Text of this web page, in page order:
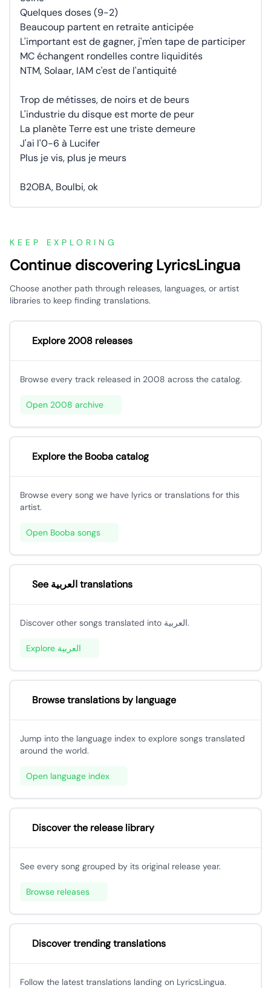
Quelques doses (9-2)
Beaucoup partent en retraite anticipée
L'important est de gagner, j'm'en tape de participer
MC échangent rondelles contre liquidités
NTM, Solaar, IAM c'est de l'antiquité
Trop de métisses, de noirs et de beurs
L'industrie du disque est morte de peur
La planète Terre est une triste demeure
J'ai l'0-6 à Lucifer
Plus je vis, plus je meurs
B2OBA, Boulbi, ok
KEEP EXPLORING
Continue discovering LyricsLingua
Choose another path through releases, languages, or artist
libraries to keep finding translations.
Explore 2008 releases
Browse every track released in 2008 across the catalog.
Open 2008 archive
Explore the Booba catalog
Browse every song we have lyrics or translations for this
artist.
Open Booba songs
See العربية translations
Discover other songs translated into العربية.
Explore العربية
Browse translations by language
Jump into the language index to explore songs translated
around the world.
Open language index
Discover the release library
See every song grouped by its original release year.
Browse releases
Discover trending translations
Follow the latest translations landing on LyricsLingua.